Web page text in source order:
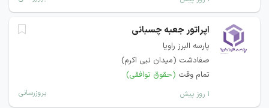
اپراتور جعبه چسبانی
پارسه البرز راویا
صفادشت (میدان نبی اکرم)
تمام وقت (حقوق توافقی)
۱ روز پیش بروزرسانی